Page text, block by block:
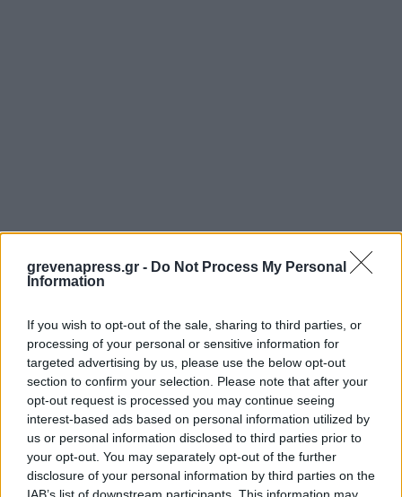
grevenapress.gr - Do Not Process My Personal
Information
If you wish to opt-out of the sale, sharing to third parties, or
processing of your personal or sensitive information for
targeted advertising by us, please use the below opt-out
section to confirm your selection. Please note that after your
opt-out request is processed you may continue seeing
interest-based ads based on personal information utilized by
us or personal information disclosed to third parties prior to
your opt-out. You may separately opt-out of the further
disclosure of your personal information by third parties on the